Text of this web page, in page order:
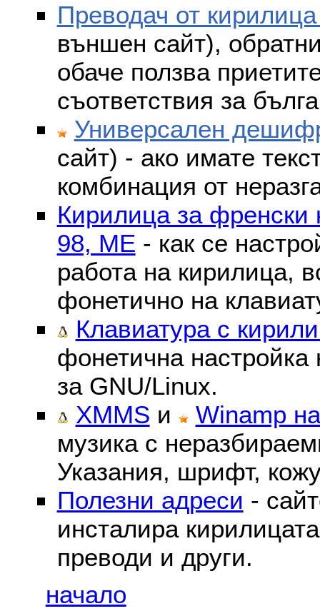
Преводач от
външен сайт),
обаче ползва
съответствия за
Универсален
сайт) - ако имате
комбинация от
Кирилица за френски
98, ME - как се
работа на кирилица,
фонетично на
Клавиатура с
фонетична
за GNU/Linux.
XMMS и
Winamp
музика с
Указания, шрифт,
Полезни адреси -
инсталира
преводи и други.
начало